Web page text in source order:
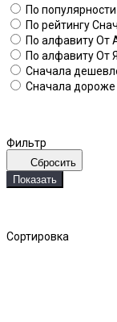
По популярности
По рейтингу
По алфавитуОт
По алфавитуОт
Сначала
Сначала дороже
Фильтр
Сбросить
Показать
Сортировка